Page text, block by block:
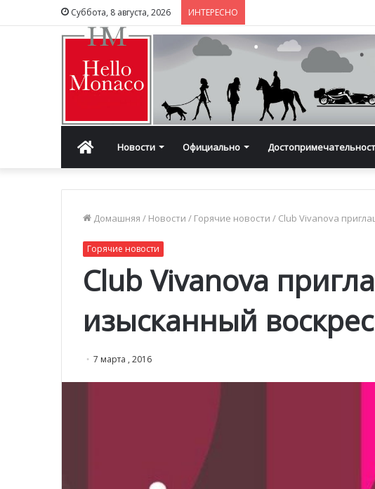
Суббота, 8 августа, 2026 ИНТЕРЕСНО
ГлавнаяНовости Официально
Домашняя / Новости / Горячие новости / Club Vivanova
Горячие новости
Club Vivanova
изысканный
7 марта , 2016